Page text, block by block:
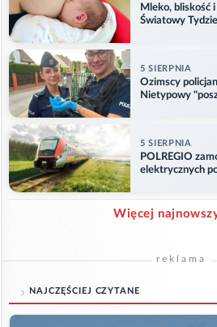
Mleko, bliskość
Światowy
5 SIERPNIA
Ozimscy
Nietypowy
5 SIERPNIA
POLREGIO
elektrycznych
Więcej
reklama
NAJCZĘŚCIEJ CZYTANE